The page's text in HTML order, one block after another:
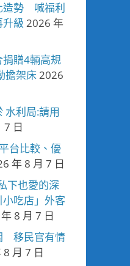
造勢 喊福利
級 2026 年
贈4輛高規
擔架床2026
水利局:請用
7 日
台比較、優
年 8 月 7 日
下也愛的深
吃店」外客
8 月 7 日
移民官有情
月 7 日